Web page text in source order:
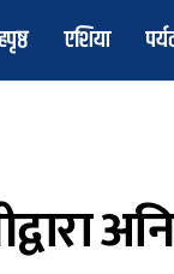
एशिया